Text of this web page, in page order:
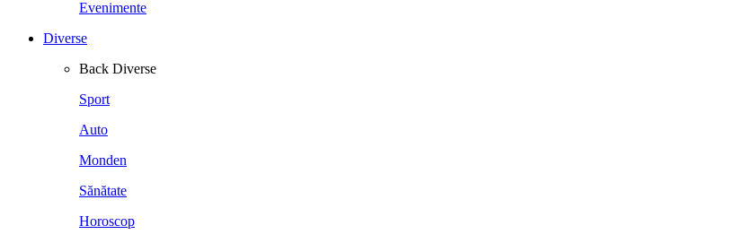
Evenimente
Diverse
Back Diverse
Sport
Auto
Monden
Sănătate
Horoscop